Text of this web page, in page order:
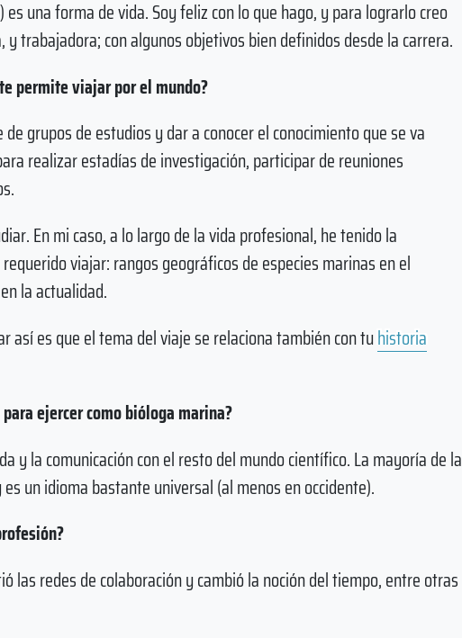
una forma de vida. Soy feliz con lo que hago, y para lograrlo creo
trabajadora; con algunos objetivos bien definidos desde la carrera.
permite viajar por el mundo?
grupos de estudios y dar a conocer el conocimiento que se va
realizar estadías de investigación, participar de reuniones
En mi caso, a lo largo de la vida profesional, he tenido la
viajar: rangos geográficos de especies marinas en el
la actualidad.
así es que el tema del viaje se relaciona también con tuhistoria
ejercer como bióloga marina?
y la comunicación con el resto del mundo científico. La mayoría de la
un idioma bastante universal (al menos en occidente).
las redes de colaboración y cambió la noción del tiempo, entre otras